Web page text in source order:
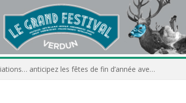
Commerçants, associations… anticipez les fêtes de fin d’année avec Meuz’Info